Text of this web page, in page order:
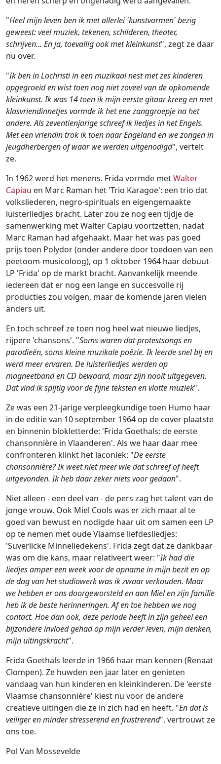
"Heel mijn leven ben ik met allerlei 'kunstvormen' bezig
geweest: veel muziek, tekenen, schilderen, theater,
schrijven... En ja, toevallig ook met kleinkunst", zegt ze daar
nu over.
"Ik ben in Lochristi in een muzikaal nest met zes kinderen
opgegroeid en wist toen nog niet zoveel van de opkomende
kleinkunst. Ik was 14 toen ik mijn eerste gitaar kreeg en met
klasvriendinnetjes vormde ik het ene zanggroepje na het
andere. Als zeventienjarige schreef ik liedjes in het Engels.
Met een vriendin trok ik toen naar Engeland en we zongen in
jeugdherbergen of waar we werden uitgenodigd", vertelt
ze.
In 1962 werd het menens. Frida vormde metWalter
Capiau en Marc Raman het 'Trio Karagoe': een trio dat
volksliederen, negro-spirituals en eigengemaakte
luisterliedjes bracht. Later zou ze nog een tijdje de
samenwerking met Walter Capiau voortzetten, nadat
Marc Raman had afgehaakt. Maar het was pas goed
prijs toen Polydor (onder andere door toedoen van een
peetoom-musicoloog), op 1 oktober 1964 haar debuut-
LP 'Frida' op de markt bracht. Aanvankelijk meende
iedereen dat er nog een lange en succesvolle rij
producties zou volgen, maar de komende jaren vielen
anders uit.
En toch schreef ze toen nog heel wat nieuwe liedjes,
rijpere 'chansons'. "Soms waren dat protestsongs en
parodieën, soms kleine muzikale poëzie. Ik leerde snel bij en
werd meer ervaren. De luisterliedjes werden op
magneetband en CD bewaard, maar zijn nooit uitgegeven.
Dat vind ik spijtig voor de fijne teksten en vlotte muziek".
Ze was een 21-jarige verpleegkundige toen Humo haar
in de editie van 10 september 1964 op de cover plaatste
en binnenin blokletterde: 'Frida Goethals: de eerste
chansonnière in Vlaanderen'. Als we haar daar mee
confronteren klinkt het laconiek: "De eerste
chansonnière? Ik weet niet meer wie dat schreef of heeft
uitgevonden. Ik heb daar zeker niets voor gedaan".
Niet alleen - een deel van - de pers zag het talent van de
jonge vrouw. Ook Miel Cools was er zich maar al te
goed van bewust en nodigde haar uit om samen een LP
op te nemen met oude Vlaamse liefdesliedjes:
'Suverlicke Minneliedekens'. Frida zegt dat ze dankbaar
was om die kans, maar relativeert weer: "Ik had die
liedjes amper een week voor de opname in mijn bezit en op
de dag van het studiowerk was ik zwaar verkouden. Maar
we hebben er ons doorgeworsteld en aan Miel en zijn familie
heb ik de beste herinneringen. Af en toe hebben we nog
contact. Hoe dan ook, deze periode heeft in zijn geheel een
bijzondere invloed gehad op mijn verder leven, mijn denken,
mijn uitingskracht".
Frida Goethals leerde in 1966 haar man kennen (Renaat
Clompen). Ze huwden een jaar later en genieten
vandaag van hun kinderen en kleinkinderen. De 'eerste
Vlaamse chansonnière' kiest nu voor de andere
creatieve uitingen die ze in zich had en heeft. "En dat is
veiliger en minder stresserend en frustrerend", vertrouwt ze
ons toe.
Pol Van Mossevelde